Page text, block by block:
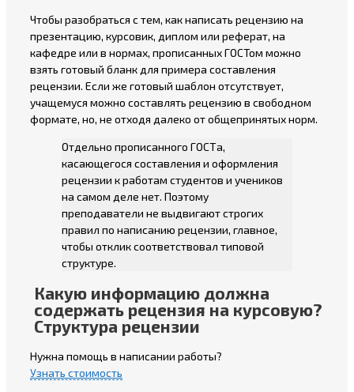
Чтобы разобраться с тем, как написать рецензию на
презентацию, курсовик, диплом или реферат, на
кафедре или в нормах, прописанных ГОСТом можно
взять готовый бланк для примера составления
рецензии. Если же готовый шаблон отсутствует,
учащемуся можно составлять рецензию в свободном
формате, но, не отходя далеко от общепринятых норм.
Отдельно прописанного ГОСТа,
касающегося составления и оформления
рецензии к работам студентов и учеников
на самом деле нет. Поэтому
преподаватели не выдвигают строгих
правил по написанию рецензии, главное,
чтобы отклик соответствовал типовой
структуре.
Какую информацию должна
содержать рецензия на курсовую?
Структура рецензии
Нужна помощь в написании работы?
Узнать стоимость